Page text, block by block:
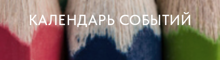
КАЛЕНДАРЬ СОБЫТИЙ